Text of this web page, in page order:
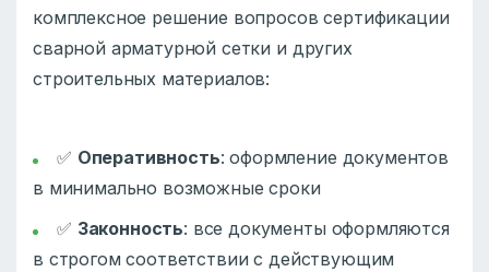
комплексное решение вопросов сертификации
сварной арматурной сетки и других
строительных материалов:
✅ Оперативность: оформление документов
в минимально возможные сроки
✅ Законность: все документы оформляются
в строгом соответствии с действующим